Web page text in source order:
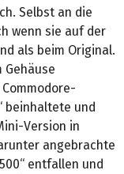
Selbst an die
wenn sie auf der
als beim Original.
beinhaltete und
Version in
angebrachte
entfallen und